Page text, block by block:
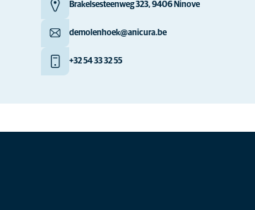
Brakelsesteenweg 323, 9406 Ninove
demolenhoek@anicura.be
+32 54 33 32 55